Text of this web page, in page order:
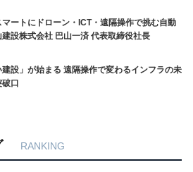
ートにドローン・ICT・遠隔操作で挑む自動
設株式会社 巴山一済 代表取締役社長
隔操作で変わるインフラの未
口
RANKING